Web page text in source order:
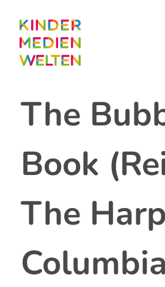
Inhalt
The
Book
The
Columbia